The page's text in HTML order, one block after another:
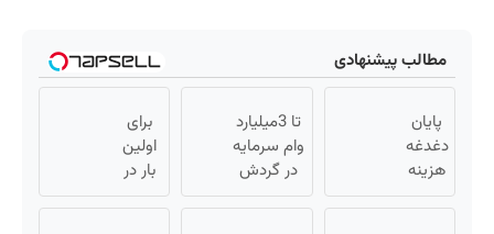
مطالب پیشنهادی
پایان
دغدغه
هزینه
های
تا 3میلیارد
وام سرمایه
در گردش
فروشندگان
برای
اولین
بار در
ایران